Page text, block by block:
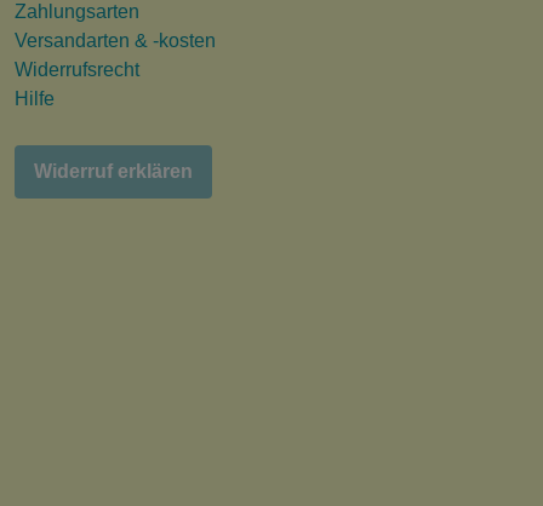
Zahlungsarten
Versandarten & -kosten
Widerrufsrecht
Hilfe
Widerruf erklären